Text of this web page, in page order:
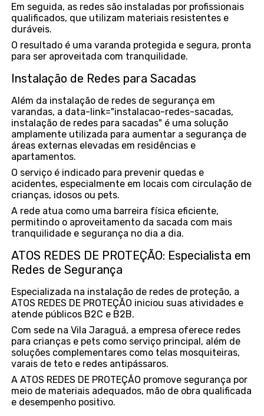
Em seguida, as redes são instaladas por profissionais
qualificados, que utilizam materiais resistentes e
duráveis.
O resultado é uma varanda protegida e segura, pronta
para ser aproveitada com tranquilidade.
Instalação de Redes para Sacadas
Além da instalação de redes de segurança em
varandas, a data-link="instalacao-redes-sacadas,
instalação de redes para sacadas" é uma solução
amplamente utilizada para aumentar a segurança de
áreas externas elevadas em residências e
apartamentos.
O serviço é indicado para prevenir quedas e
acidentes, especialmente em locais com circulação de
crianças, idosos ou pets.
A rede atua como uma barreira física eficiente,
permitindo o aproveitamento da sacada com mais
tranquilidade e segurança no dia a dia.
ATOS REDES DE PROTEÇÃO: Especialista em
Redes de Segurança
Especializada na instalação de redes de proteção, a
ATOS REDES DE PROTEÇÃO iniciou suas atividades e
atende públicos B2C e B2B.
Com sede na Vila Jaraguá, a empresa oferece redes
para crianças e pets como serviço principal, além de
soluções complementares como telas mosquiteiras,
varais de teto e redes antipássaros.
A ATOS REDES DE PROTEÇÃO promove segurança por
meio de materiais adequados, mão de obra qualificada
e desempenho positivo.